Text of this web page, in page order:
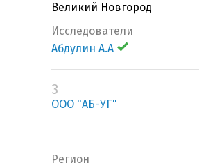
Великий Новгород
Исследователи
Абдулин А.А
3
ООО "АБ-УГ"
Регион